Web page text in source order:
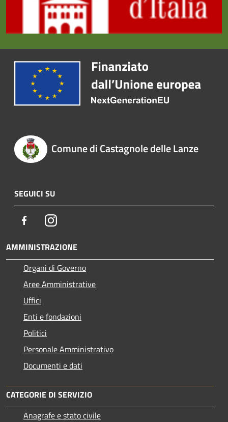
Comune di Castagnole delle Lanze
SEGUICI SU
FacebookInstagram
AMMINISTRAZIONE
Organi di Governo
Aree Amministrative
Uffici
Enti e fondazioni
Politici
Personale Amministrativo
Documenti e dati
CATEGORIE DI SERVIZIO
Anagrafe e stato civile